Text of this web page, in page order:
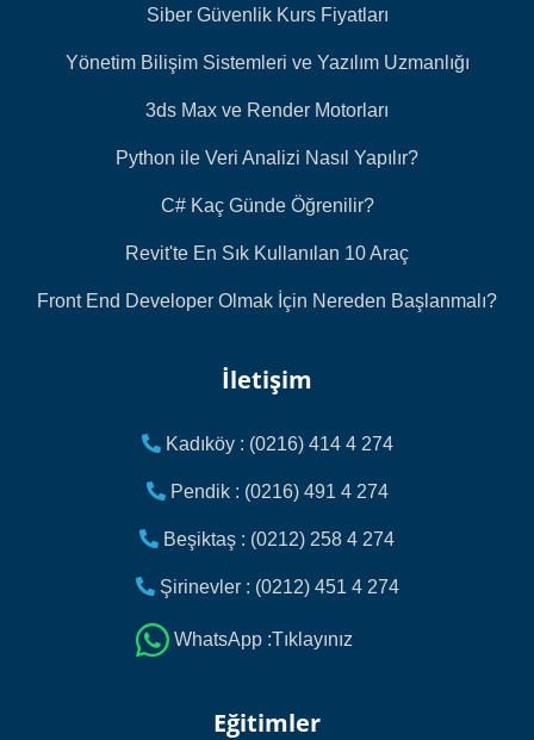
Siber Güvenlik Kurs Fiyatları
Yönetim Bilişim Sistemleri ve Yazılım Uzmanlığı
3ds Max ve Render Motorları
Python ile Veri Analizi Nasıl Yapılır?
C# Kaç Günde Öğrenilir?
Revit'te En Sık Kullanılan 10 Araç
Front End Developer Olmak İçin Nereden Başlanmalı?
İletişim
Kadıköy : (0216) 414 4 274
Pendik : (0216) 491 4 274
Beşiktaş : (0212) 258 4 274
Şirinevler : (0212) 451 4 274
WhatsApp :Tıklayınız
Eğitimler